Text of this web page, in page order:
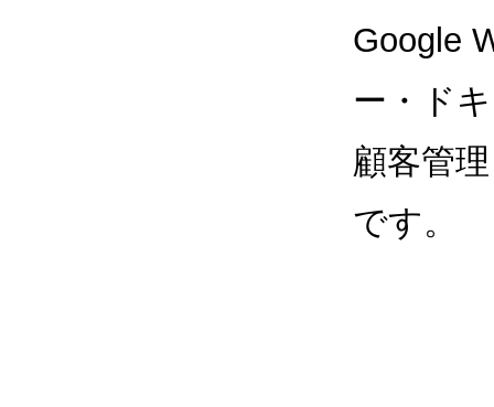
Google
ー・ド
顧客管
です。